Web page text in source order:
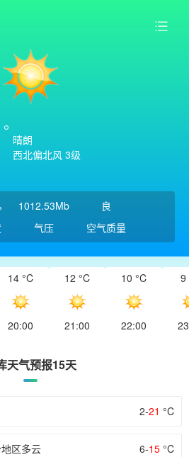
晴朗
西北偏北风 3级
1012.53Mb
气压
良
空气质量
14 °C
20:00
12 °C
21:00
10 °C
22:00
9
天气预报15天
2-21 °C
区多云 6-15 °C